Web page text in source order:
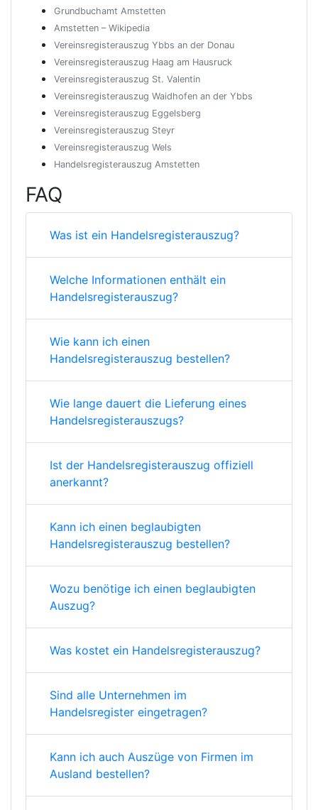
Grundbuchamt Amstetten
Amstetten – Wikipedia
Vereinsregisterauszug Ybbs an der Donau
Vereinsregisterauszug Haag am Hausruck
Vereinsregisterauszug St. Valentin
Vereinsregisterauszug Waidhofen an der Ybbs
Vereinsregisterauszug Eggelsberg
Vereinsregisterauszug Steyr
Vereinsregisterauszug Wels
Handelsregisterauszug Amstetten
FAQ
Was ist ein Handelsregisterauszug?
Welche Informationen enthält ein
Handelsregisterauszug?
Wie kann ich einen
Handelsregisterauszug bestellen?
Wie lange dauert die Lieferung eines
Handelsregisterauszugs?
Ist der Handelsregisterauszug offiziell
anerkannt?
Kann ich einen beglaubigten
Handelsregisterauszug bestellen?
Wozu benötige ich einen beglaubigten
Auszug?
Was kostet ein Handelsregisterauszug?
Sind alle Unternehmen im
Handelsregister eingetragen?
Kann ich auch Auszüge von Firmen im
Ausland bestellen?